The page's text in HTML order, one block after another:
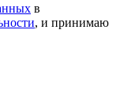
в
, и принимаю